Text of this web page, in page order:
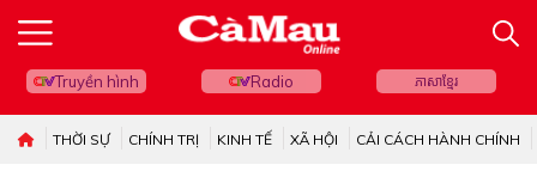
Truyền hình Radio ភាសាខ្មែរ
THỜI SỰ CHÍNH TRỊ KINH TẾ XÃ HỘI CẢI CÁCH HÀNH CHÍNH